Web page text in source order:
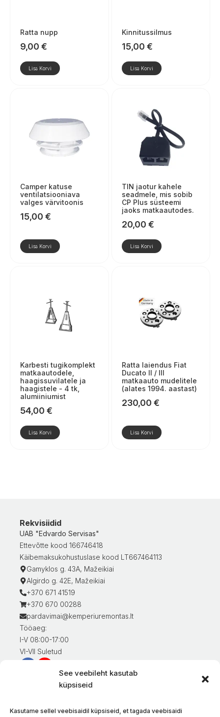
See veebileht kasutab
küpsiseid
Kasutame sellel veebisaidil küpsiseid, et tagada veebisaidi
Ratta nupp
9,00 €
Lisa Korvi
Kinnitussilmus
15,00 €
Lisa Korvi
Camper katuse
ventilatsiooniava
valges värvitoonis
15,00 €
Lisa Korvi
TIN jaotur kahele
seadmele, mis sobib
CP Plus süsteemi
jaoks matkaautodes.
20,00 €
Lisa Korvi
Karbesti tugikomplekt
matkaautodele,
haagissuvilatele ja
haagistele - 4 tk,
alumiiniumist
54,00 €
Lisa Korvi
Ratta laiendus Fiat
Ducato II / III
matkaauto mudelitele
(alates 1994. aastast)
230,00 €
Lisa Korvi
Rekvisiidid
UAB "Edvardo Servisas"
Ettevõtte kood 166746418
Käibemaksukohustuslase kood LT667464113
Gamyklos g. 43A, Mažeikiai
Algirdo g. 42E, Mažeikiai
+370 671 41519
+370 670 00288
pardavimai@kemperiuremontas.lt
Tööaeg:
I-V 08:00-17:00
VI-VII Suletud
Teave klientidele